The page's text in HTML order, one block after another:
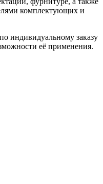
комплектующих и
индивидуальному заказу
её применения.